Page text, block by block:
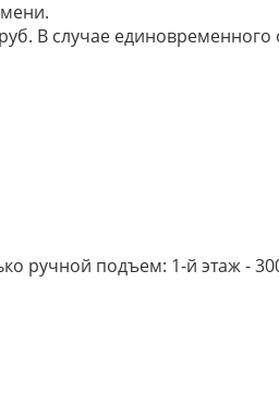
В случае
ручной подъем: 1-й этаж -